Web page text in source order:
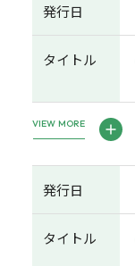
発行日
タイトル
VIEW MORE
発行日
タイトル